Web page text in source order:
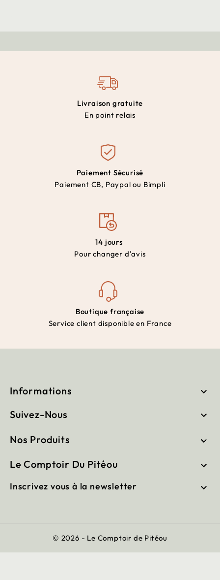
Livraison gratuite
En point relais
Paiement Sécurisé
Paiement CB, Paypal ou Bimpli
14 jours
Pour changer d'avis
Boutique française
Service client disponible en France
Informations 
Suivez-Nous 
Nos Produits 
Le Comptoir Du Pitéou 
Inscrivez vous à la newsletter 
© 2026 - Le Comptoir de Pitéou